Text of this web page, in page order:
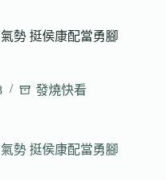
勢 挺侯康配當勇腳
發燒快看
勢 挺侯康配當勇腳